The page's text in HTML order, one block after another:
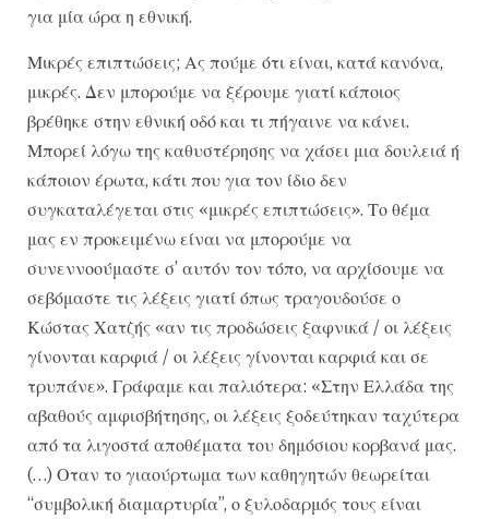
για μία ώρα η εθνική.
Μικρές επιπτώσεις; Ας πούμε ότι είναι, κατά κανόνα,
μικρές. Δεν μπορούμε να ξέρουμε γιατί κάποιος
βρέθηκε στην εθνική οδό και τι πήγαινε να κάνει.
Μπορεί λόγω της καθυστέρησης να χάσει μια δουλειά ή
κάποιον έρωτα, κάτι που για τον ίδιο δεν
συγκαταλέγεται στις «μικρές επιπτώσεις». Το θέμα
μας εν προκειμένω είναι να μπορούμε να
συνεννοούμαστε σ’ αυτόν τον τόπο, να αρχίσουμε να
σεβόμαστε τις λέξεις γιατί όπως τραγουδούσε ο
Κώστας Χατζής «αν τις προδώσεις ξαφνικά / οι λέξεις
γίνονται καρφιά / οι λέξεις γίνονται καρφιά και σε
τρυπάνε». Γράφαμε και παλιότερα: «Στην Ελλάδα της
αβαθούς αμφισβήτησης, οι λέξεις ξοδεύτηκαν ταχύτερα
από τα λιγοστά αποθέματα του δημόσιου κορβανά μας.
(…) Οταν το γιαούρτωμα των καθηγητών θεωρείται
“συμβολική διαμαρτυρία”, ο ξυλοδαρμός τους είναι